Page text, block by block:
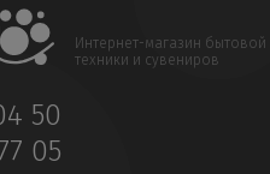
Интернет-магазин бытовой
техники и сувениров
50
05